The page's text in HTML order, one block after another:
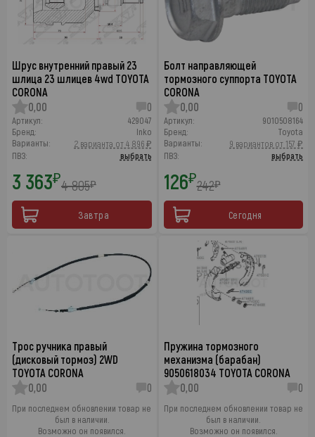
Шрус внутренний правый 23
шлица 23 шлицев 4wd TOYOTA
CORONA
0,00
0
Артикул:
429047
Бренд:
Inko
Варианты:
2 варианта от 4 896 ₽
ПВЗ:
выбрать
3 363₽4 805₽
Завтра
Болт направляющей
тормозного суппорта TOYOTA
CORONA
0,00
0
Артикул:
9010508164
Бренд:
Toyota
Варианты:
9 вариантов от 157 ₽
ПВЗ:
выбрать
126₽242₽
Сегодня
Трос ручника правый
(дисковый тормоз) 2WD
TOYOTA CORONA
0,00
0
При последнем обновлении товар не
был в наличии.
Возможно он появился.
Пружина тормозного
механизма (барабан)
9050618034 TOYOTA CORONA
0,00
0
При последнем обновлении товар не
был в наличии.
Возможно он появился.